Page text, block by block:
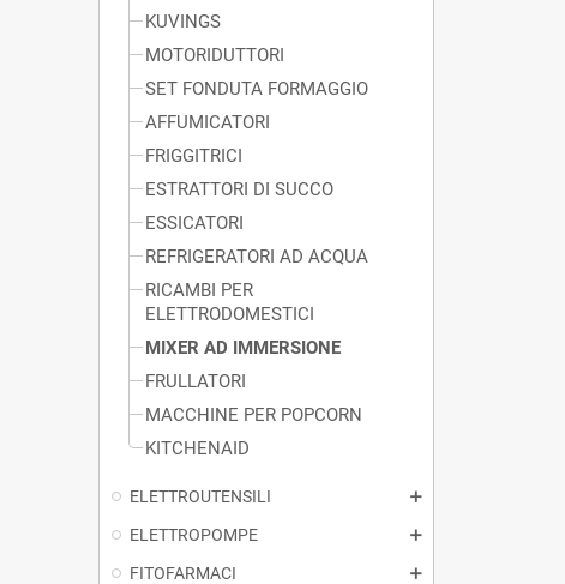
KUVINGS
MOTORIDUTTORI
SET FONDUTA FORMAGGIO
AFFUMICATORI
FRIGGITRICI
ESTRATTORI DI SUCCO
ESSICATORI
REFRIGERATORI AD ACQUA
RICAMBI PER
ELETTRODOMESTICI
MIXER AD IMMERSIONE
FRULLATORI
MACCHINE PER POPCORN
KITCHENAID
ELETTROUTENSILI
ELETTROPOMPE
FITOFARMACI